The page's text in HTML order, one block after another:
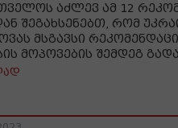
აძლევ ამ 12
შეგახსენებთ, რომ
მსგავსი
მოპოვების შემდეგ